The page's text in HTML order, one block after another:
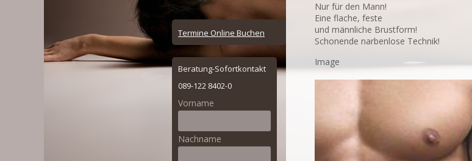
Online
Booking
Menu
Termine Online Buchen
Beratung-Sofortkontakt
089-122 8402-0
Vorname
Nachname
Nur für den Mann!
Eine flache, feste
und männliche Brustform!
Schonende narbenlose Technik!
Image